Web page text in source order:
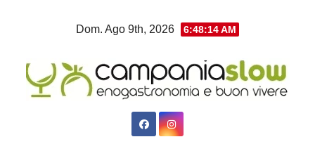
Dom. Ago 9th, 2026 6:48:15 AM